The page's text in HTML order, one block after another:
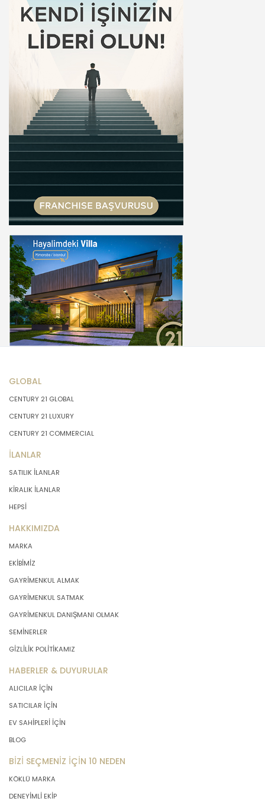
GLOBAL
CENTURY 21 GLOBAL
CENTURY 21 LUXURY
CENTURY 21 COMMERCIAL
İLANLAR
SATILIK İLANLAR
KİRALIK İLANLAR
HEPSİ
HAKKIMIZDA
MARKA
EKİBİMİZ
GAYRİMENKUL ALMAK
GAYRİMENKUL SATMAK
GAYRİMENKUL DANIŞMANI OLMAK
SEMİNERLER
GİZLİLİK POLİTİKAMIZ
HABERLER & DUYURULAR
ALICILAR İÇİN
SATICILAR İÇİN
EV SAHİPLERİ İÇİN
BLOG
BİZİ SEÇMENİZ İÇİN 10 NEDEN
KÖKLÜ MARKA
DENEYİMLİ EKİP